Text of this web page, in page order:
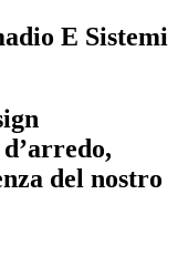
E Sistemi
del nostro